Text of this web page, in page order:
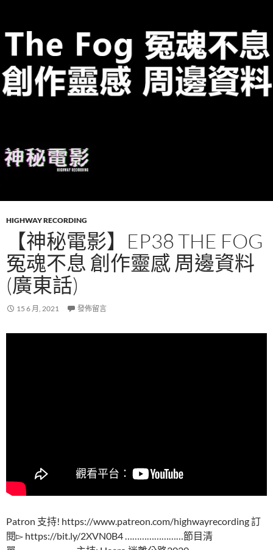
HIGHWAY RECORDING
【神秘電影】EP38 THE FOG
冤魂不息 創作靈感 周邊資料
(廣東話)
15 6 月, 2021 發佈留言
Patron 支持! https://www.patreon.com/highwayrecording 訂
閱▻ https://bit.ly/2XVN0B4 ……………………節目清